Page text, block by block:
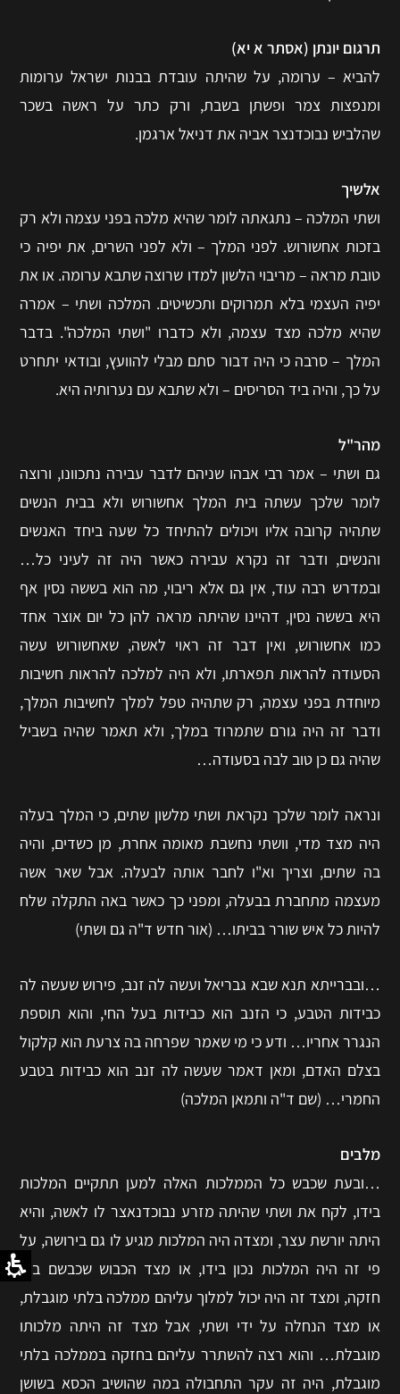
תרגום יונתן (אסתר א יא)
להביא – ערומה, על שהיתה עובדת בבנות ישראל ערומות
ומנפצות צמר ופשתן בשבת, ורק כתר על ראשה בשכר
שהלביש נבוכדנצר אביה את דניאל ארגמן.
אלשיך
ושתי המלכה – נתגאתה לומר שהיא מלכה בפני עצמה ולא רק
בזכות אחשורוש. לפני המלך – ולא לפני השרים, את יפיה כי
טובת מראה – מריבוי הלשון למדו שרוצה שתבא ערומה. או את
יפיה העצמי בלא תמרוקים ותכשיטים. המלכה ושתי – אמרה
שהיא מלכה מצד עצמה, ולא כדברו "ושתי המלכה". בדבר
המלך – סרבה כי היה דבור סתם מבלי להוועץ, ובודאי יתחרט
על כך, והיה ביד הסריסים – ולא שתבא עם נערותיה היא.
מהר"ל
גם ושתי – אמר רבי אבהו שניהם לדבר עבירה נתכוונו, ורוצה
לומר שלכך עשתה בית המלך אחשורוש ולא בבית הנשים
שתהיה קרובה אליו ויכולים להתיחד כל שעה ביחד האנשים
והנשים, ודבר זה נקרא עבירה כאשר היה זה לעיני כל…
ובמדרש רבה עוד, אין גם אלא ריבוי, מה הוא בששה נסין אף
היא בששה נסין, דהיינו שהיתה מראה להן כל יום אוצר אחד
כמו אחשורוש, ואין דבר זה ראוי לאשה, שאחשורוש עשה
הסעודה להראות תפארתו, ולא היה למלכה להראות חשיבות
מיוחדת בפני עצמה, רק שתהיה טפל למלך לחשיבות המלך,
ודבר זה היה גורם שתמרוד במלך, ולא תאמר שהיה בשביל
שהיה גם כן טוב לבה בסעודה…
ונראה לומר שלכך נקראת ושתי מלשון שתים, כי המלך בעלה
היה מצד מדי, וושתי נחשבת מאומה אחרת, מן כשדים, והיה
בה שתים, וצריך וא"ו לחבר אותה לבעלה. אבל שאר אשה
מעצמה מתחברת בבעלה, ומפני כך כאשר באה התקלה שלח
להיות כל איש שורר בביתו… (אור חדש ד"ה גם ושתי)
…ובברייתא תנא שבא גבריאל ועשה לה זנב, פירוש שעשה לה
כבידות הטבע, כי הזנב הוא כבידות בעל החי, והוא תוספת
הנגרר אחריו… ודע כי מי שאמר שפרחה בה צרעת הוא קלקול
בצלם האדם, ומאן דאמר שעשה לה זנב הוא כבידות בטבע
החמרי… (שם ד"ה ותמאן המלכה)
מלבים
…ובעת שכבש כל הממלכות האלה למען תתקיים המלכות
בידו, לקח את ושתי שהיתה מזרע נבוכדנאצר לו לאשה, והיא
היתה יורשת עצר, ומצדה היה המלכות מגיע לו גם בירושה, על
פי זה היה המלכות נכון בידו, או מצד הכבוש שכבשם ביד
חזקה, ומצד זה היה יכול למלוך עליהם ממלכה בלתי מוגבלת,
או מצד הנחלה על ידי ושתי, אבל מצד זה היתה מלכותו
מוגבלת… והוא רצה להשתרר עליהם בחזקה בממלכה בלתי
מוגבלת, היה זה עקר התחבולה במה שהושיב הכסא בשושן